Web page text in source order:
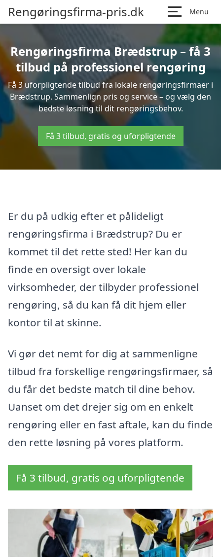
Rengøringsfirma-pris.dk Menu
Rengøringsfirma Brædstrup – få 3
tilbud på professionel rengøring
Få 3 uforpligtende tilbud fra lokale rengøringsfirmaer i
Brædstrup. Sammenlign pris og service – og vælg den
bedste løsning til dit rengøringsbehov.
Få 3 tilbud, gratis og uforpligtende
Er du på udkig efter et pålideligt
rengøringsfirma i Brædstrup? Du er
kommet til det rette sted! Her kan du
finde en oversigt over lokale
virksomheder, der tilbyder professionel
rengøring, så du kan få dit hjem eller
kontor til at skinne.
Vi gør det nemt for dig at sammenligne
tilbud fra forskellige rengøringsfirmaer, så
du får det bedste match til dine behov.
Uanset om det drejer sig om en enkelt
rengøring eller en fast aftale, kan du finde
den rette løsning på vores platform.
Få 3 tilbud, gratis og uforpligtende